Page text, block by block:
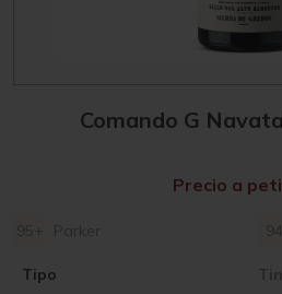
Comando G
Parker
Tipo
Precio a